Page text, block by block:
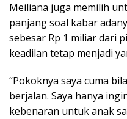
Meiliana juga memilih
panjang soal kabar
sebesar Rp 1 miliar dari
keadilan tetap menjadi
“Pokoknya saya cuma
berjalan. Saya hanya
kebenaran untuk anak